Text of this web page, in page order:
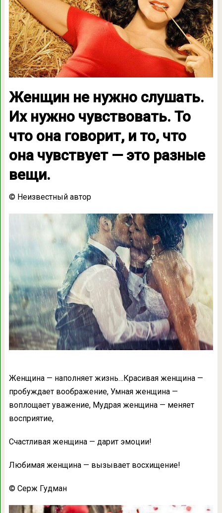
Женщин не нужно слушать.
Их нужно чувствовать. То
что она говорит, и то, что
она чувствует — это разные
вещи.
© Неизвестный автор
Женщина — наполняет жизнь…Красивая женщина —
пробуждает воображение, Умная женщина —
воплощает уважение, Мудрая женщина — меняет
восприятие,
Счастливая женщина — дарит эмоции!
Любимая женщина — вызывает восхищение!
© Серж Гудман